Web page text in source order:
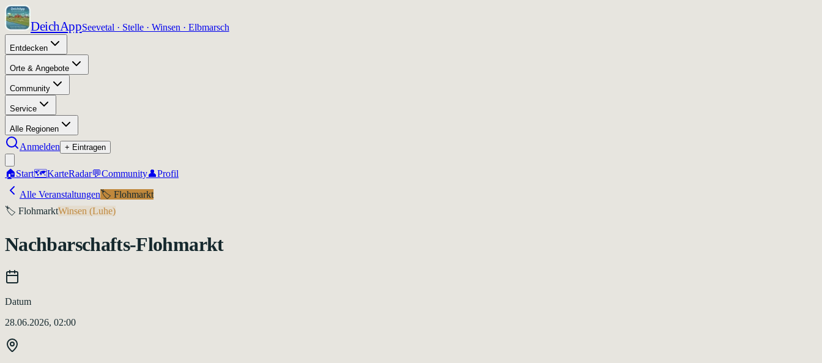
DeichAppSeevetal · Stelle · Winsen · Elbmarsch
Entdecken
Orte & Angebote
Community
Service
Alle Regionen
Anmelden + Eintragen
🏠Start🗺️KarteRadar💬Community👤Profil
Alle Veranstaltungen🏷️ Flohmarkt
🏷️ FlohmarktWinsen (Luhe)
Nachbarschafts-Flohmarkt
Datum
28.06.2026, 02:00